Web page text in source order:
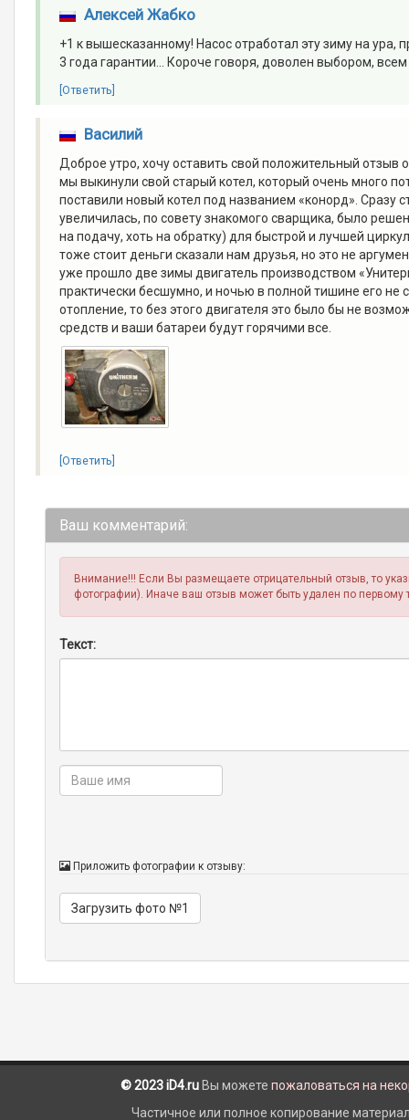
Алексей Жабко
+1 к вышесказанному! Насос отработал эту зиму на ура,
3 года гарантии... Короче говоря, доволен выбором,
[Ответить]
Василий
Доброе утро, хочу оставить свой положительный отзыв
мы выкинули свой старый котел, который очень много
поставили новый котел под названием «конорд».
увеличилась, по совету знакомого сварщика, было
на подачу, хоть на обратку) для быстрой и лучшей
тоже стоит деньги сказали нам друзья, но это не
уже прошло две зимы двигатель производством
практически бесшумно, и ночью в полной тишине его
отопление, то без этого двигателя это было бы не
средств и ваши батареи будут горячими все.
[Ответить]
Ваш комментарий:
Внимание!!! Если Вы размещаете отрицательный отзыв, то
фотографии). Иначе ваш отзыв может быть удален по первому
Текст:
Приложить фотографии к отзыву:
Загрузить фото №1
© 2023 iD4.ruВы можете пожаловаться на
Частичное или полное копирование